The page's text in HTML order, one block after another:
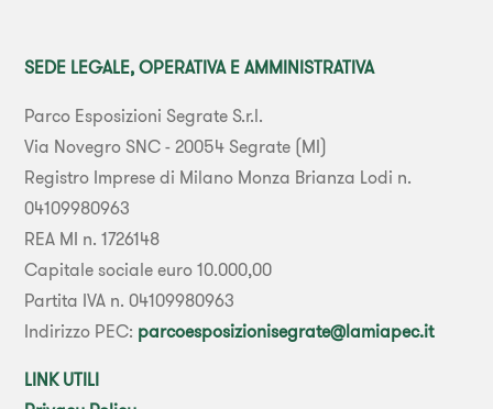
SEDE LEGALE, OPERATIVA E AMMINISTRATIVA
Parco Esposizioni Segrate S.r.l.
Via Novegro SNC - 20054 Segrate (MI)
Registro Imprese di Milano Monza Brianza Lodi n.
04109980963
REA MI n. 1726148
Capitale sociale euro 10.000,00
Partita IVA n. 04109980963
Indirizzo PEC: parcoesposizionisegrate@lamiapec.it
LINK UTILI